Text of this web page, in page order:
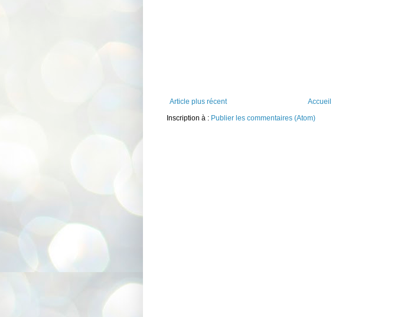
Article plus récent
Accueil
Inscription à : Publier les commentaires (Atom)